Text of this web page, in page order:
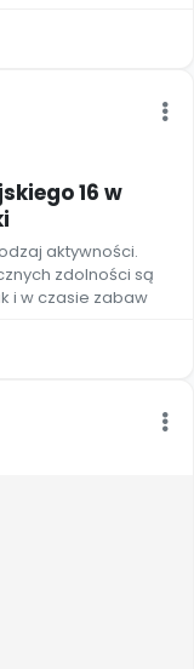
16 w
aktywności.
zdolności są
i w czasie zabaw